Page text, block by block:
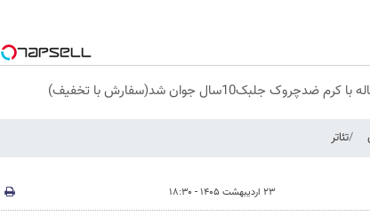
تئاتر
۲۳ اردیبهشت ۱۴۰۵ - ۱۸:۳۰